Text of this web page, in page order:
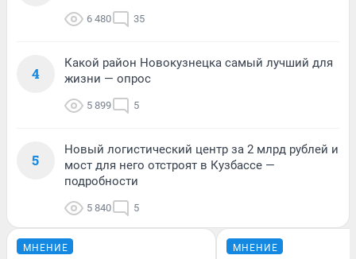
6 480 35
4
Какой район Новокузнецка самый лучший для
жизни — опрос
5 899 5
5
Новый логистический центр за 2 млрд рублей и
мост для него отстроят в Кузбассе —
подробности
5 840 5
МНЕНИЕ МНЕНИЕ